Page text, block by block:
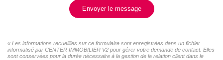
Envoyer le message
« Les informations recueillies sur ce formulaire sont enregistrées dans un fichier
informatisé par CENTER IMMOBILIER V2 pour gérer votre demande de contact. Elles
sont conservées pour la durée nécessaire à la gestion de la relation client dans le